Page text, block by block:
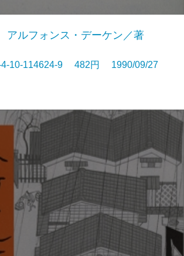
アルフォンス・デーケン／著
10-114624-9 482円 1990/09/27